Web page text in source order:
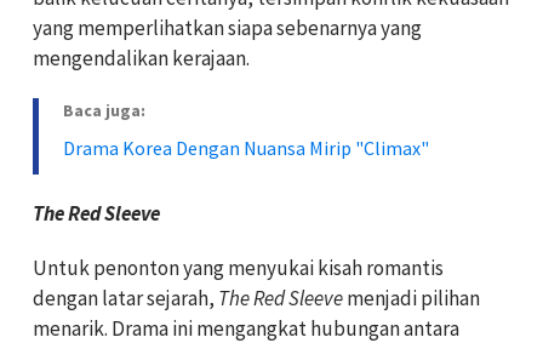
yang memperlihatkan siapa sebenarnya yang
mengendalikan kerajaan.
Baca juga:
Drama Korea Dengan Nuansa Mirip "Climax"
The Red Sleeve
Untuk penonton yang menyukai kisah romantis
dengan latar sejarah, The Red Sleevemenjadi pilihan
menarik. Drama ini mengangkat hubungan antara